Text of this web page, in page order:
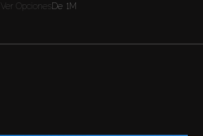
Ver OpcionesDe 1M